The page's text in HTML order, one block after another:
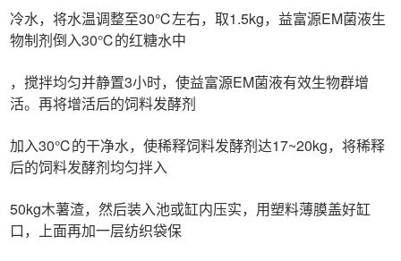
冷水，将水温调整至30℃左右，取1.5kg，益富源EM菌液生
物制剂倒入30℃的红糖水中
，搅拌均匀并静置3小时，使益富源EM菌液有效生物群增
活。再将增活后的饲料发酵剂
加入30℃的干净水，使稀释饲料发酵剂达17~20kg，将稀释
后的饲料发酵剂均匀拌入
50kg木薯渣，然后装入池或缸内压实，用塑料薄膜盖好缸
口，上面再加一层纺织袋保